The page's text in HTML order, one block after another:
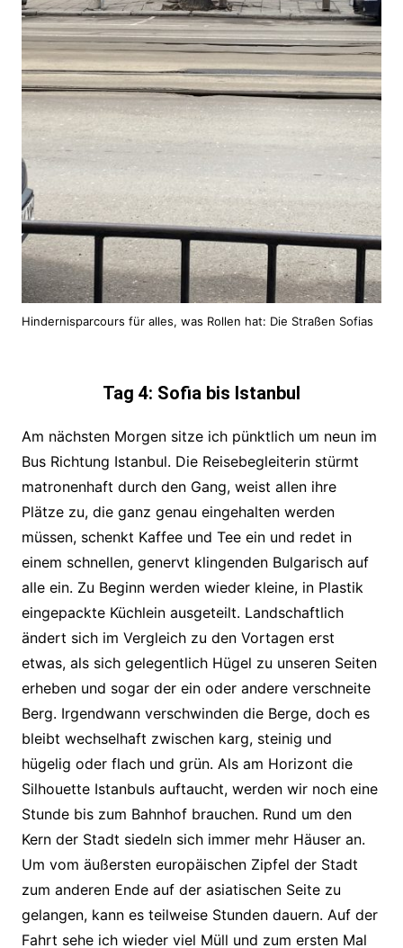
Hindernisparcours für alles, was Rollen hat: Die Straßen Sofias
Tag 4: Sofia bis Istanbul
Am nächsten Morgen sitze ich pünktlich um neun im
Bus Richtung Istanbul. Die Reisebegleiterin stürmt
matronenhaft durch den Gang, weist allen ihre
Plätze zu, die ganz genau eingehalten werden
müssen, schenkt Kaffee und Tee ein und redet in
einem schnellen, genervt klingenden Bulgarisch auf
alle ein. Zu Beginn werden wieder kleine, in Plastik
eingepackte Küchlein ausgeteilt. Landschaftlich
ändert sich im Vergleich zu den Vortagen erst
etwas, als sich gelegentlich Hügel zu unseren Seiten
erheben und sogar der ein oder andere verschneite
Berg. Irgendwann verschwinden die Berge, doch es
bleibt wechselhaft zwischen karg, steinig und
hügelig oder flach und grün. Als am Horizont die
Silhouette Istanbuls auftaucht, werden wir noch eine
Stunde bis zum Bahnhof brauchen. Rund um den
Kern der Stadt siedeln sich immer mehr Häuser an.
Um vom äußersten europäischen Zipfel der Stadt
zum anderen Ende auf der asiatischen Seite zu
gelangen, kann es teilweise Stunden dauern. Auf der
Fahrt sehe ich wieder viel Müll und zum ersten Mal